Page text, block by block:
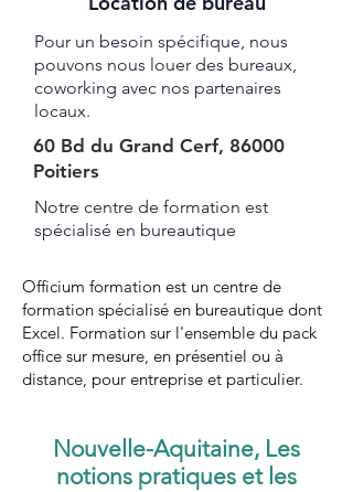
Pour un besoin spécifique, nous
pouvons nous louer des bureaux,
coworking avec nos partenaires
locaux.
60 Bd du Grand Cerf, 86000
Poitiers
Notre centre de formation est
spécialisé en bureautique ​​​
Officium formation est un centre de
formation spécialisé en bureautique dont
Excel. Formation sur l'ensemble du pack
office sur mesure, en présentiel ou à
distance, pour entreprise et particulier.
Nouvelle-Aquitaine, Les
notions pratiques et les